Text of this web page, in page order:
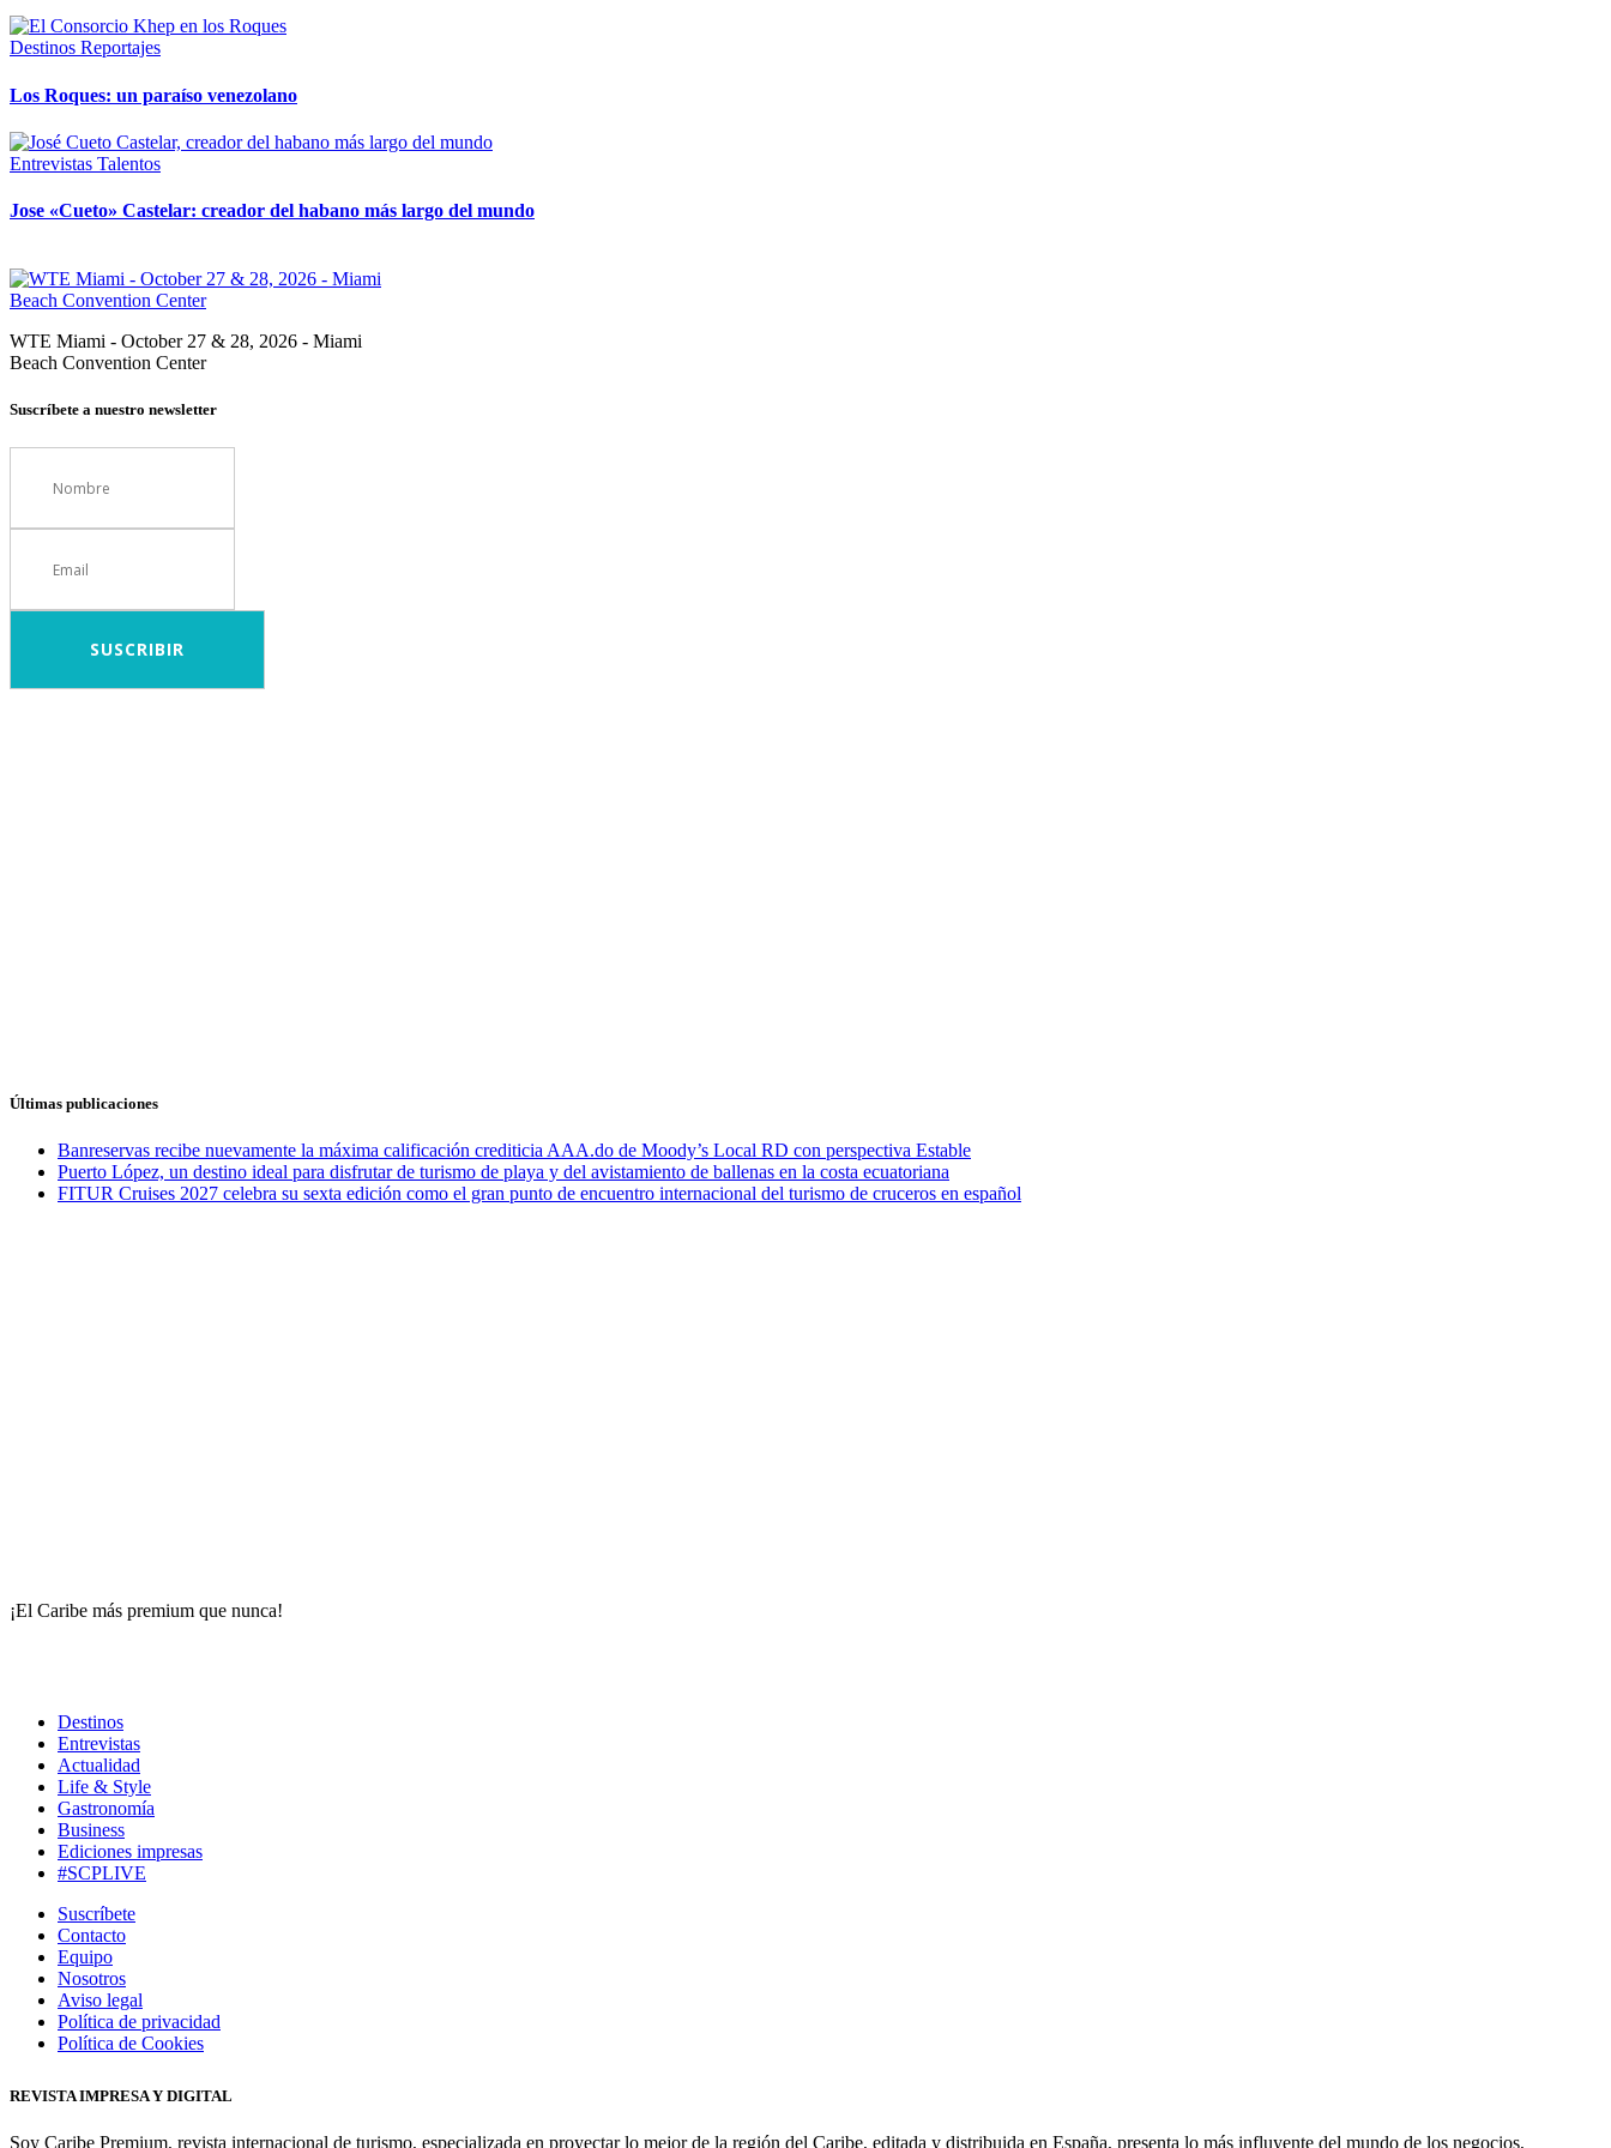
Destinos Reportajes
Los Roques: un paraíso venezolano
Entrevistas Talentos
Jose «Cueto» Castelar: creador del habano más largo del mundo
WTE Miami - October 27 & 28, 2026 - Miami
Beach Convention Center
Suscríbete a nuestro newsletter
Últimas publicaciones
Banreservas recibe nuevamente la máxima calificación crediticia AAA.do de Moody’s Local RD con perspectiva Estable
Puerto López, un destino ideal para disfrutar de turismo de playa y del avistamiento de ballenas en la costa ecuatoriana
FITUR Cruises 2027 celebra su sexta edición como el gran punto de encuentro internacional del turismo de cruceros en español
¡El Caribe más premium que nunca!
Destinos
Entrevistas
Actualidad
Life & Style
Gastronomía
Business
Ediciones impresas
#SCPLIVE
Suscríbete
Contacto
Equipo
Nosotros
Aviso legal
Política de privacidad
Política de Cookies
REVISTA IMPRESA Y DIGITAL
Soy Caribe Premium, revista internacional de turismo, especializada en proyectar lo mejor de la región del Caribe, editada y distribuida en España, presenta lo más influyente del mundo de los negocios,